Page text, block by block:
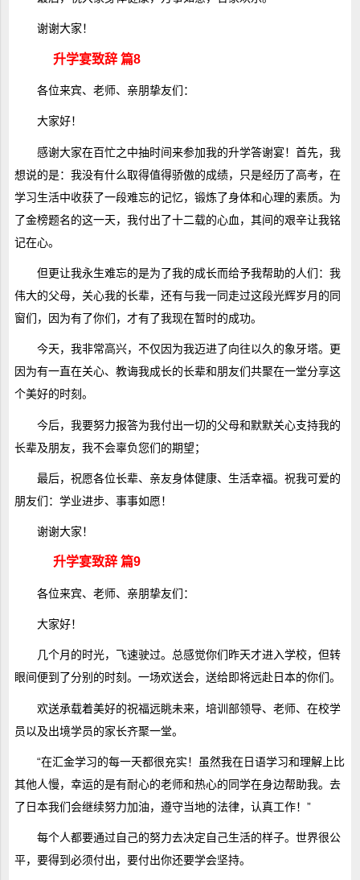
谢谢大家！
升学宴致辞 篇8
各位来宾、老师、亲朋挚友们：
大家好！
感谢大家在百忙之中抽时间来参加我的升学答谢宴！首先，我
想说的是：我没有什么取得值得骄傲的成绩，只是经历了高考，在
学习生活中收获了一段难忘的记忆，锻炼了身体和心理的素质。为
了金榜题名的这一天，我付出了十二载的心血，其间的艰辛让我铭
记在心。
但更让我永生难忘的是为了我的成长而给予我帮助的人们：我
伟大的父母，关心我的长辈，还有与我一同走过这段光辉岁月的同
窗们，因为有了你们，才有了我现在暂时的成功。
今天，我非常高兴，不仅因为我迈进了向往以久的象牙塔。更
因为有一直在关心、教诲我成长的长辈和朋友们共聚在一堂分享这
个美好的时刻。
今后，我要努力报答为我付出一切的父母和默默关心支持我的
长辈及朋友，我不会辜负您们的期望；
最后，祝愿各位长辈、亲友身体健康、生活幸福。祝我可爱的
朋友们：学业进步、事事如愿！
谢谢大家！
升学宴致辞 篇9
各位来宾、老师、亲朋挚友们：
大家好！
几个月的时光，飞速驶过。总感觉你们昨天才进入学校，但转
眼间便到了分别的时刻。一场欢送会，送给即将远赴日本的你们。
欢送承载着美好的祝福远眺未来，培训部领导、老师、在校学
员以及出境学员的家长齐聚一堂。
“在汇金学习的每一天都很充实！虽然我在日语学习和理解上比
其他人慢，幸运的是有耐心的老师和热心的同学在身边帮助我。去
了日本我们会继续努力加油，遵守当地的法律，认真工作！”
每个人都要通过自己的努力去决定自己生活的样子。世界很公
平，要得到必须付出，要付出你还要学会坚持。